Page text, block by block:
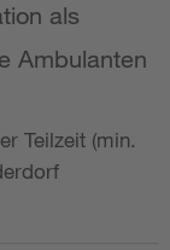
als
Ambulanten
Teilzeit (min.